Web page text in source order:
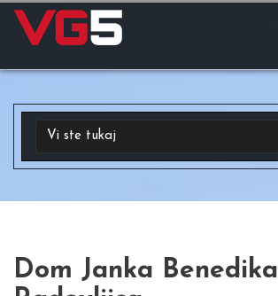
Vi ste tukaj
Dom Janka Benedika